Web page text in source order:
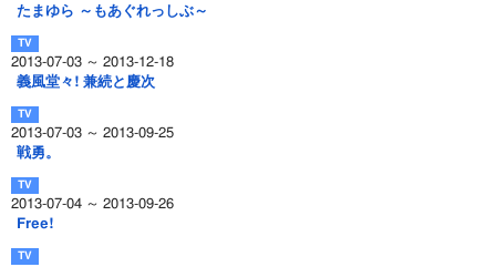
たまゆら ～もあぐれっしぶ～
2013-07-03 ～ 2013-12-18
義風堂々! 兼続と慶次
2013-07-03 ～ 2013-09-25
戦勇。
2013-07-04 ～ 2013-09-26
Free!